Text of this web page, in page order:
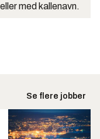
med kallenavn.
Se flere jobber